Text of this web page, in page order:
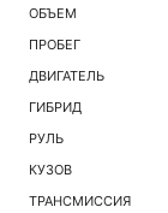
ОБЪЕМ
ПРОБЕГ
ДВИГАТЕЛЬ
ГИБРИД
РУЛЬ
КУЗОВ
ТРАНСМИССИЯ